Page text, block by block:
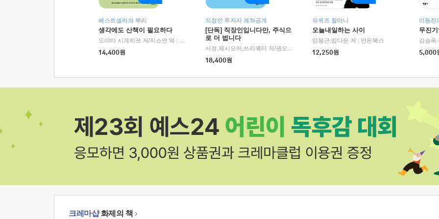
베스트셀러의 뿌리
생각에도 산책이 필요하다
도야마 시게히코 저/지소연 역
알에이치코리아(RHK)
14,400원
직장인 투자자 계좌공개
[단독] 직장인입니다만, 주식으
로 더 법니다
서정,제시모어,쓰리쿼터 저/권오태,시그널리포트 편
18,400원
유퀴즈 할머니
오늘내일하는 사이
임봉근,임다운 저
안온북스
12,250원
이동진
무진
김승옥
5,000
크레마샵화제의 책